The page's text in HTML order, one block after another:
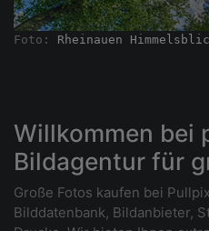
Foto: Rheinauen
Willkommen bei
Bildagentur für
Große Fotos kaufen bei
Bilddatenbank, Bildanbieter,